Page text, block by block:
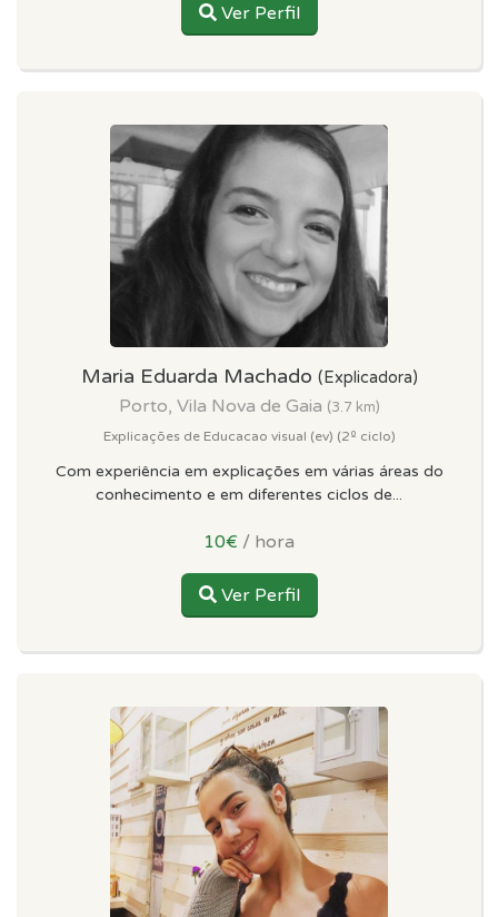
Ver Perfil
Maria Eduarda Machado (Explicadora)
Porto, Vila Nova de Gaia (3.7 km)
Explicações de Educacao visual (ev) (2º ciclo)
Com experiência em explicações em várias áreas do
conhecimento e em diferentes ciclos de...
10€ / hora
Ver Perfil